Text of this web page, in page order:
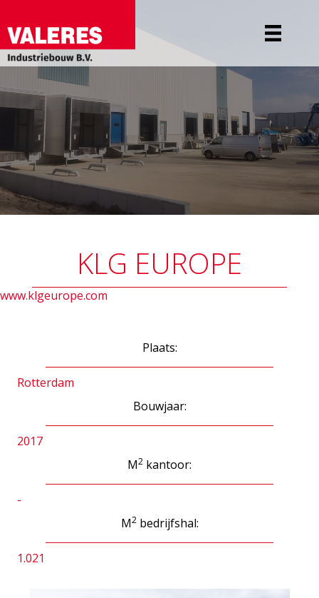
KLG EUROPE
www.klgeurope.com
Plaats:
Rotterdam
Bouwjaar:
2017
M2 kantoor:
-
M2bedrijfshal:
1.021